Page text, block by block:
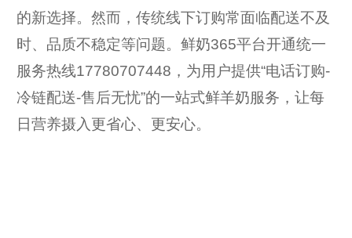
的新选择。然而，传统线下订购常面临配送不及
时、品质不稳定等问题。鲜奶365平台开通统一
服务热线17780707448，为用户提供“电话订购-
冷链配送-售后无忧”的一站式鲜羊奶服务，让每
日营养摄入更省心、更安心。